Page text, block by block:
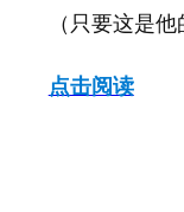
（只要这是
点击阅读